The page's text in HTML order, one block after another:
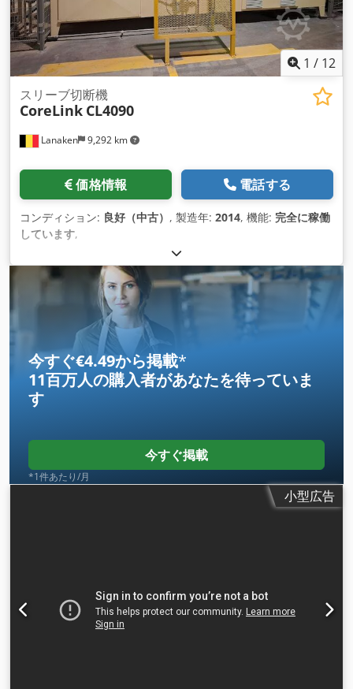
1 / 12
Lanaken 9,292 km
スリーブ切断機
CoreLink CL4090
価格情報 電話する
コンディション: 良好（中古） , 製造年: 2014, 機能: 完全に稼働
しています,
今すぐ€4.49から掲載*
11百万人の購入者があなたを待っていま
す
今すぐ掲載
*1件あたり/月
小型広告